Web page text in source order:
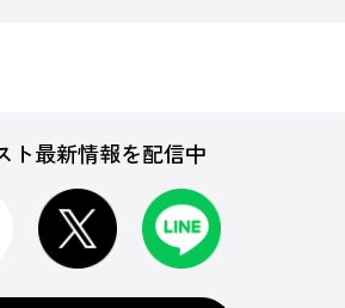
ト最新情報を配信中